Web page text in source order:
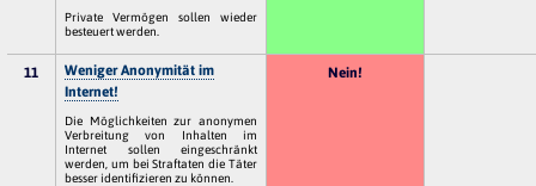
Private Vermögen sollen wieder
besteuert werden.
11
Weniger Anonymität im
Internet!
Die Möglichkeiten zur anonymen
Verbreitung von Inhalten im
Internet sollen eingeschränkt
werden, um bei Straftaten die Täter
besser identifizieren zu können.
Nein!